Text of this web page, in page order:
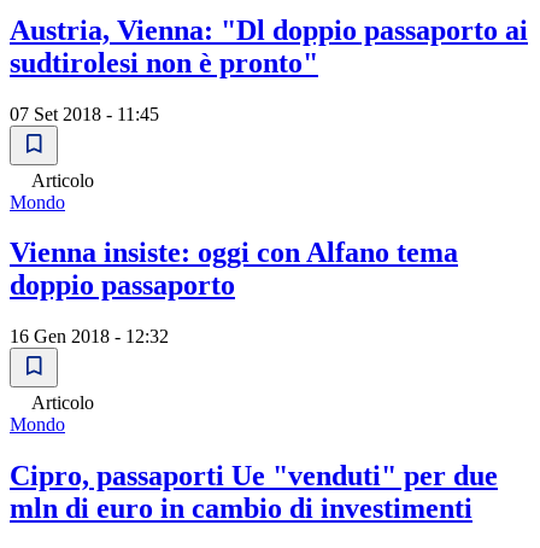
Austria, Vienna: "Dl doppio passaporto ai
sudtirolesi non è pronto"
07 Set 2018 - 11:45
Articolo
Mondo
Vienna insiste: oggi con Alfano tema
doppio passaporto
16 Gen 2018 - 12:32
Articolo
Mondo
Cipro, passaporti Ue "venduti" per due
mln di euro in cambio di investimenti